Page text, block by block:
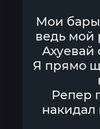
Мои бары
ведь мой
Ахуевай
Я прямо
Репер
накидал